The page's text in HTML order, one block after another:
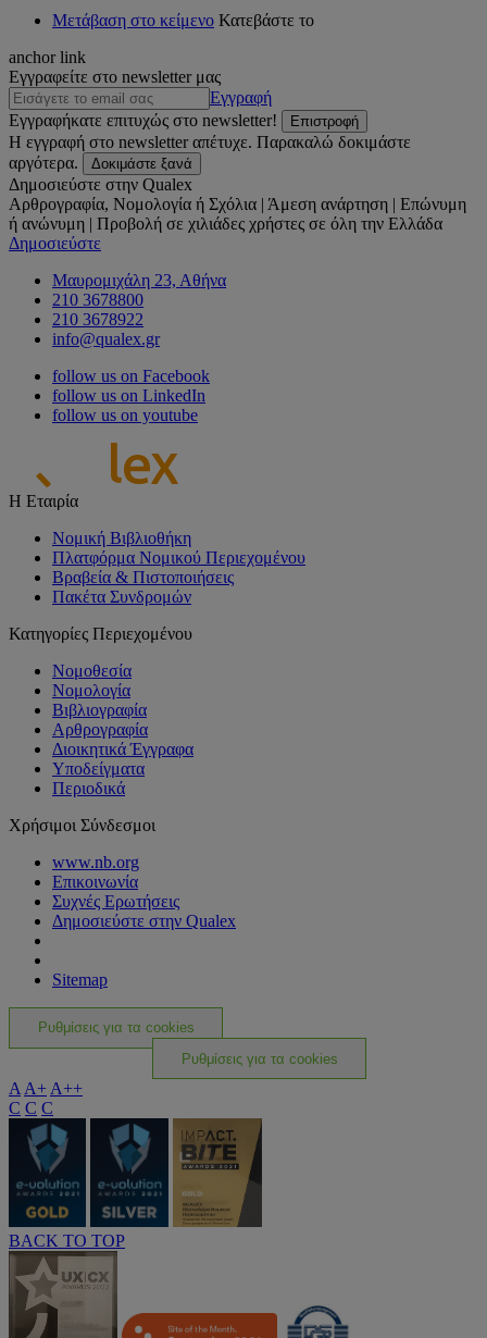
Μετάβαση στο κείμενο Κατεβάστε το
anchor link
Εγγραφείτε στο newsletter μας
Εγγραφή
Εγγραφήκατε επιτυχώς στο newsletter!
Επιστροφή
Η εγγραφή στο newsletter απέτυχε. Παρακαλώ δοκιμάστε
αργότερα.
Δοκιμάστε ξανά
Δημοσιεύστε στην Qualex
Αρθρογραφία, Νομολογία ή Σχόλια | Άμεση ανάρτηση | Επώνυμη
ή ανώνυμη | Προβολή σε χιλιάδες χρήστες σε όλη την Ελλάδα
Δημοσιεύστε
Μαυρομιχάλη 23, Αθήνα
210 3678800
210 3678922
info@qualex.gr
follow us on Facebook
follow us on LinkedIn
follow us on youtube
Η Εταιρία
Νομική Βιβλιοθήκη
Πλατφόρμα Νομικού Περιεχομένου
Βραβεία & Πιστοποιήσεις
Πακέτα Συνδρομών
Κατηγορίες Περιεχομένου
Νομοθεσία
Νομολογία
Βιβλιογραφία
Αρθρογραφία
Διοικητικά Έγγραφα
Υποδείγματα
Περιοδικά
Χρήσιμοι Σύνδεσμοι
www.nb.org
Επικοινωνία
Συχνές Ερωτήσεις
Δημοσιεύστε στην Qualex
Sitemap
Ρυθμίσεις για τα cookies
Ρυθμίσεις για τα cookies
A A+ A++
C C C
BACK TO TOP